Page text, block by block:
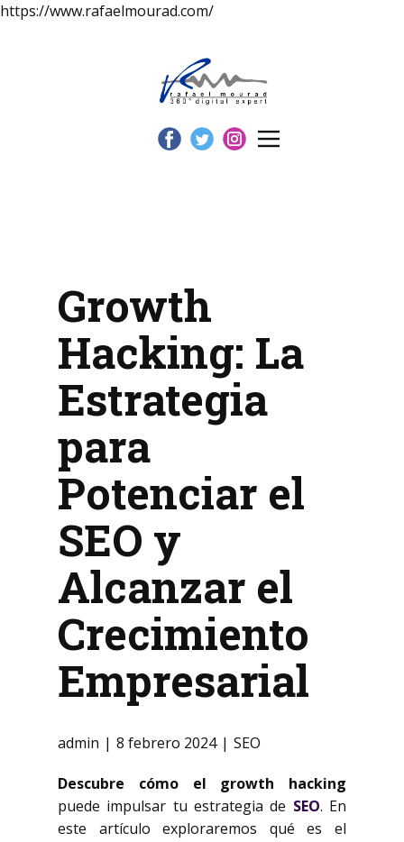
https://www.rafaelmourad.com/
Growth
Hacking: La
Estrategia
para
Potenciar el
SEO y
Alcanzar el
Crecimiento
Empresarial
admin 8 febrero 2024 SEO
Descubre cómo el growth hacking
puede impulsar tu estrategia de SEO. En
este artículo exploraremos qué es el